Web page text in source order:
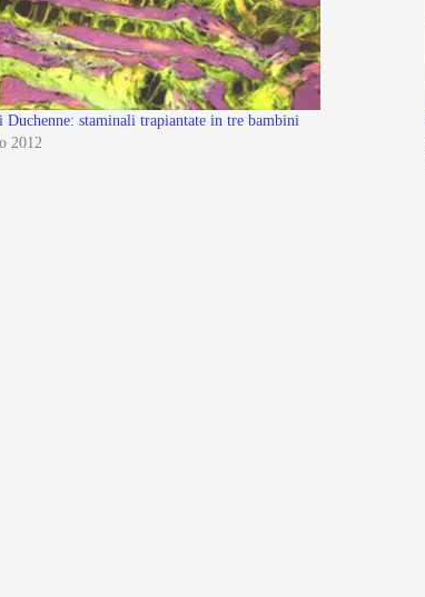
staminali trapiantate in tre bambini
2012